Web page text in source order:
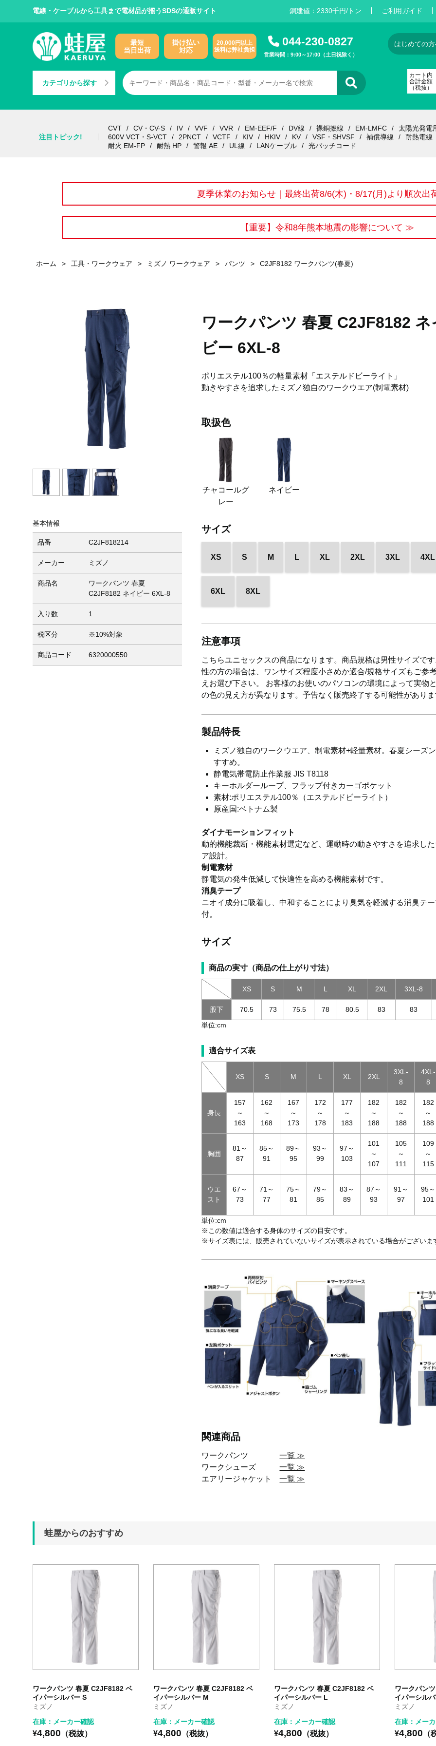
電線・ケーブルから工具まで電材品が揃うSDSの通販サイト 銅建値： 2330千円/トン ご利用ガイド
最短
当日出荷
掛け払い
対応
20,000円以上
送料は弊社負担
044-230-0827
営業時間：9:00～17:00（土日祝除く）
カテゴリから探す
はじめての
カート内
合計金額
（税抜）
注目トピック!
CVT CV・CV-S IV VVF VVR EM-EEF/F DV線 裸銅撚線 EM-LMFC 太陽光発電
600V VCT・S-VCT
2PNCT VCTF KIV HKIV KV VSF・SHVSF 補償導線 耐熱電線
耐火 EM-FP
耐熱 HP 警報 AE UL線 LANケーブル 光パッチコード
夏季休業のお知らせ｜最終出荷8/6(木)・8/17(月)より順次出
【重要】令和8年熊本地震の影響について ≫
ホーム > 工具・ワークウェア > ミズノ ワークウェア > パンツ > C2JF8182 ワークパンツ(春夏)
基本情報
品番 C2JF818214
メーカー ミズノ
商品名
ワークパンツ 春夏
C2JF8182 ネイビー 6XL-8
入り数 1
税区分 ※10%対象
商品コード 6320000550
ワークパンツ 春夏 C2JF8182 ネ
ビー 6XL-8
ポリエステル100％の軽量素材「エステルドビーライト」
動きやすさを追求したミズノ独自のワークウエア(制電素材)
取扱色
チャコールグ
レー
ネイビー
サイズ
XS S M L XL 2XL 3XL 4XL
6XL 8XL
注意事項
こちらユニセックスの商品になります。商品規格は男性サイズで
性の方の場合は、ワンサイズ程度小さめか適合/規格サイズもご参
えお選び下さい。 お客様のお使いのパソコンの環境によって実物
の色の見え方が異なります。予告なく販売終了する可能性がありま
製品特長
ミズノ独自のワークウエア、制電素材+軽量素材。春夏シーズ
すすめ。
静電気帯電防止作業服 JIS T8118
キーホルダーループ、フラップ付きカーゴポケット
素材:ポリエステル100％（エステルドビーライト）
原産国:ベトナム製
ダイナモーションフィット
動的機能裁断・機能素材選定など、運動時の動きやすさを追求し
ア設計。
制電素材
静電気の発生低減して快適性を高める機能素材です。
消臭テープ
ニオイ成分に吸着し、中和することにより臭気を軽減する消臭テ
付。
サイズ
商品の実寸（商品の仕上がり寸法）
XS S M L XL 2XL 3XL-8
股下 70.5 73 75.5 78 80.5 83 83
単位:cm
適合サイズ表
XS S M L XL 2XL
3XL-
8
4XL-
8
身長
157
～
163
162
～
168
167
～
173
172
～
178
177
～
183
182
～
188
182
～
188
182
～
188
胸囲
81～
87
85～
91
89～
95
93～
99
97～
103
101
～
107
105
～
111
109
～
115
ウエ
スト
67～
73
71～
77
75～
81
79～
85
83～
89
87～
93
91～
97
95～
101
単位:cm
※この数値は適合する身体のサイズの目安です。
※サイズ表には、販売されていないサイズが表示されている場合がございま
関連商品
ワークパンツ一覧 ≫
ワークシューズ一覧 ≫
エアリージャケット一覧 ≫
蛙屋からのおすすめ
ワークパンツ 春夏 C2JF8182 ベ
イパーシルバー S
ミズノ
在庫：メーカー確認
¥4,800 （税抜）
ワークパンツ 春夏 C2JF8182 ベ
イパーシルバー M
ミズノ
在庫：メーカー確認
¥4,800 （税抜）
ワークパンツ 春夏 C2JF8182 ベ
イパーシルバー L
ミズノ
在庫：メーカー確認
¥4,800 （税抜）
ワークパン
イパーシル
ミズノ
在庫：メー
¥4,800 （